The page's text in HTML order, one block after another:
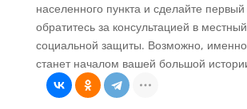
населенного пункта и сделайте
обратитесь за консультацией в
социальной защиты. Возможно, именно
станет началом вашей большой